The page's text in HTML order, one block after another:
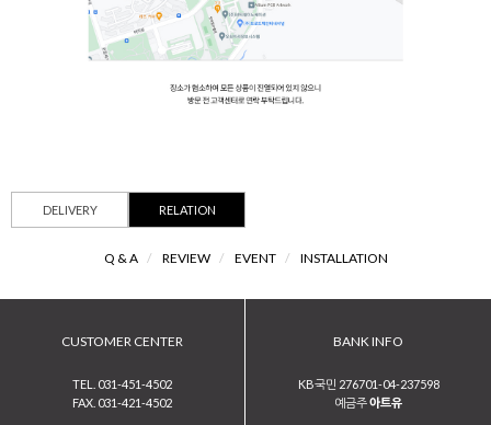
DELIVERY RELATION
Q & A / REVIEW / EVENT / INSTALLATION
CUSTOMER CENTER
TEL. 031-451-4502
FAX. 031-421-4502
BANK INFO
KB국민 276701-04-237598
예금주아트유